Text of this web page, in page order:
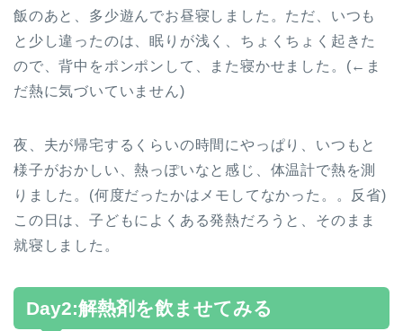
飯のあと、多少遊んでお昼寝しました。ただ、いつも
と少し違ったのは、眠りが浅く、ちょくちょく起きた
ので、背中をポンポンして、また寝かせました。(←ま
だ熱に気づいていません)
夜、夫が帰宅するくらいの時間にやっぱり、いつもと
様子がおかしい、熱っぽいなと感じ、体温計で熱を測
りました。(何度だったかはメモしてなかった。。反省)
この日は、子どもによくある発熱だろうと、そのまま
就寝しました。
Day2:解熱剤を飲ませてみる